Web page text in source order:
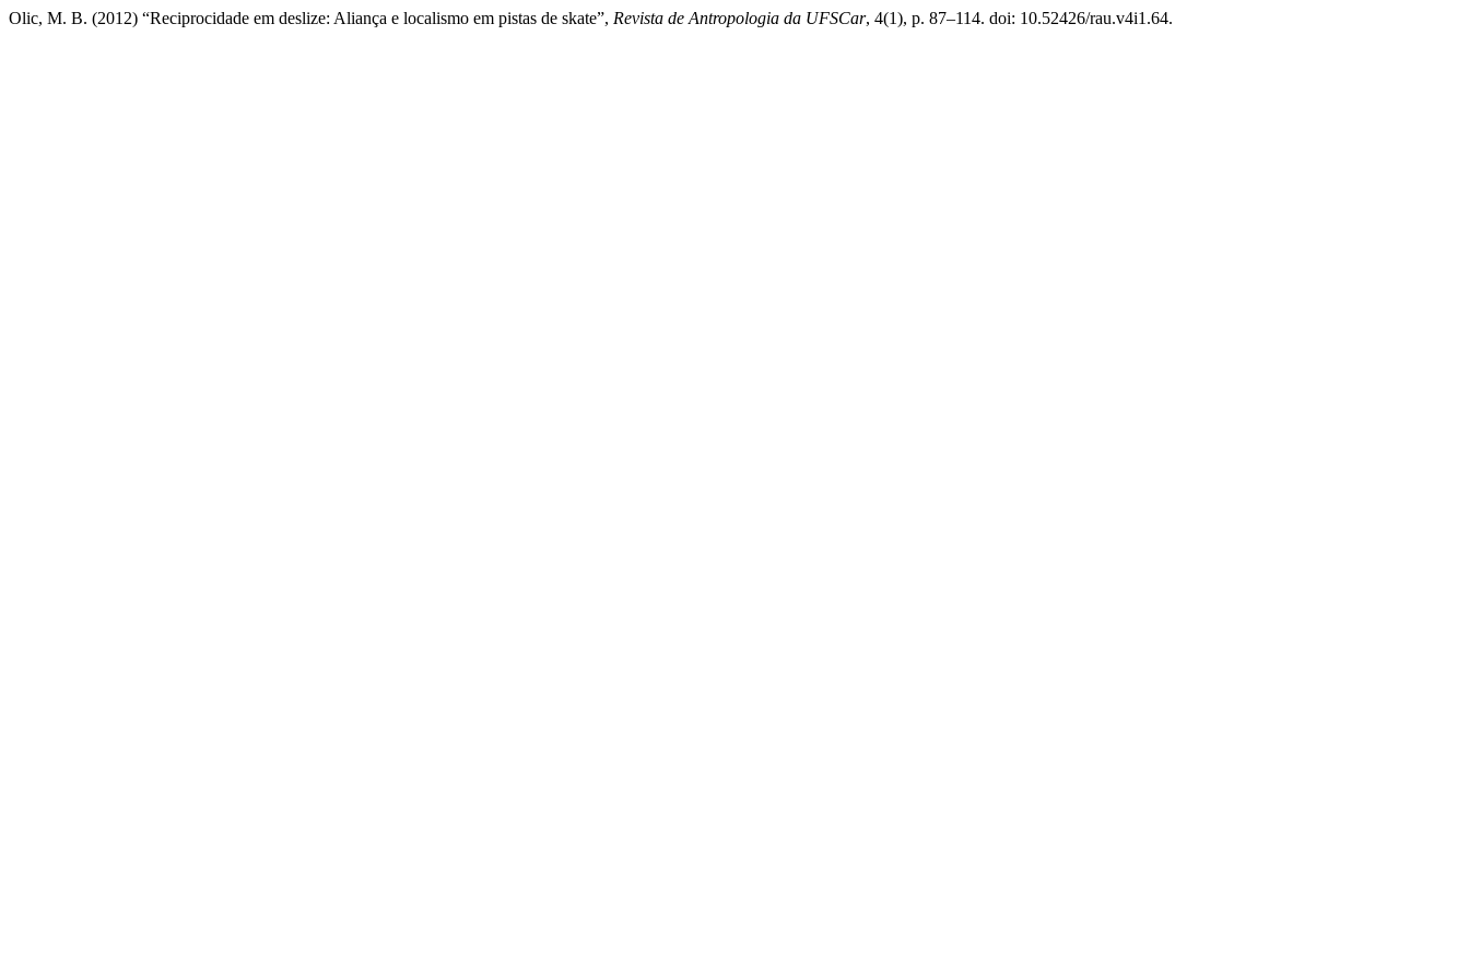
Olic, M. B. (2012) “Reciprocidade em deslize: Aliança e localismo em pistas de skate”, Revista de Antropologia da UFSCar, 4(1), p. 87–114. doi: 10.52426/rau.v4i1.64.